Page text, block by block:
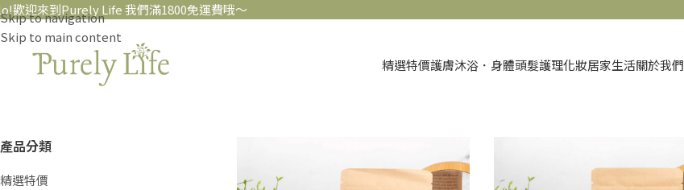
Skip to navigation
Skip to main content
來到Purely Life 我們滿1800免運費哦～
精選特價護膚沐浴．身體頭髮護理化妝居家生活關於我們
產品分類
精選特價